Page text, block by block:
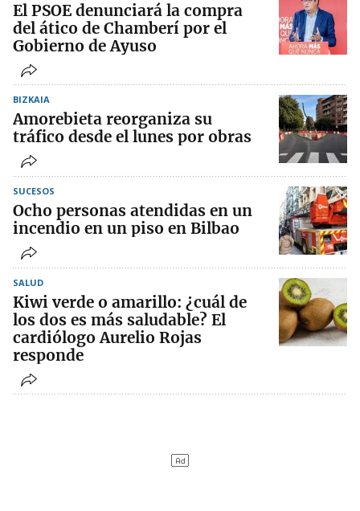
El PSOE denunciará la compra
del ático de Chamberí por el
Gobierno de Ayuso
BIZKAIA
Amorebieta reorganiza su
tráfico desde el lunes por obras
SUCESOS
Ocho personas atendidas en un
incendio en un piso en Bilbao
SALUD
Kiwi verde o amarillo: ¿cuál de
los dos es más saludable? El
cardiólogo Aurelio Rojas
responde